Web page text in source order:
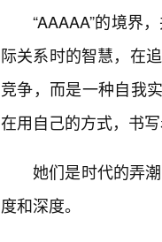
“AAAAA”的境界
际关系时的智慧，在
竞争，而是一种自我
在用自己的方式，书
她们是时代的弄
度和深度。